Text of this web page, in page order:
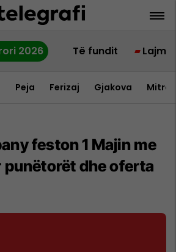
2026 Të fundit Lajme
Peja Ferizaj Gjakova
feston 1 Majin me
punëtorët dhe oferta